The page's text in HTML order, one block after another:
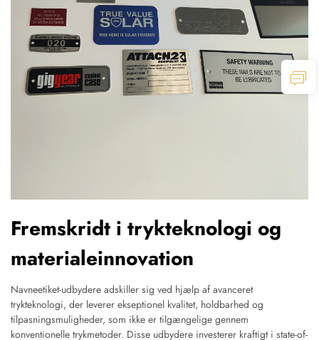
Fremskridt i trykteknologi og
materialeinnovation
Navneetiket-udbydere adskiller sig ved hjælp af avanceret
trykteknologi, der leverer ekseptionel kvalitet, holdbarhed og
tilpasningsmuligheder, som ikke er tilgængelige gennem
konventionelle trykmetoder. Disse udbydere investerer kraftigt i state-of-